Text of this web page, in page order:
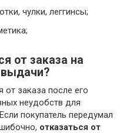
чулки, леггинсы;
от заказа на
выдачи?
заказа после его
неудобств для
покупатель передумал
отказаться от